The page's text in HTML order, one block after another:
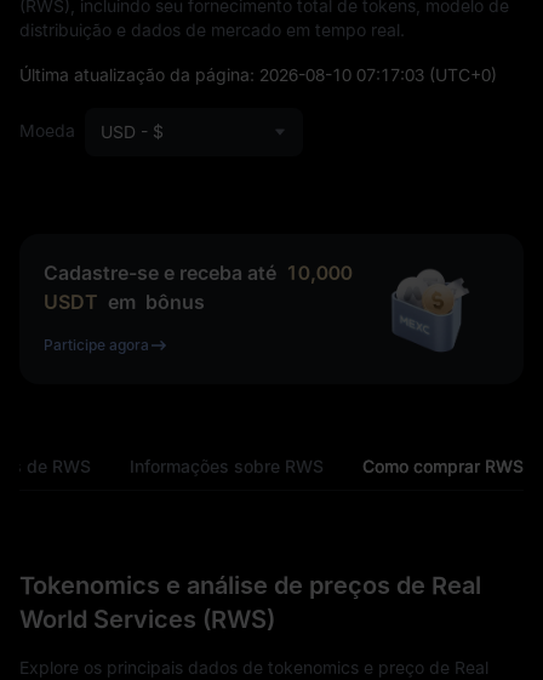
(RWS), incluindo seu fornecimento total de tokens, modelo de
distribuição e dados de mercado em tempo real.
Última atualização da página: 2026-08-10 07:17:03 (UTC+0)
Moeda USD - $
Cadastre-se e receba até 10,000
USDT em bônus
Participe agora
de RWS Informações sobre RWS Como comprar RWS
Tokenomics e análise de preços de Real
World Services (RWS)
Explore os principais dados de tokenomics e preço de Real